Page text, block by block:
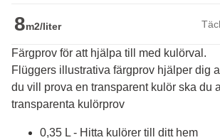
8m2/liter
Färgprov för att hjälpa till med kulörval.
Flüggers illustrativa färgprov hjälper dig
du vill prova en transparent kulör ska du
transparenta kulörprov
0,35 L - Hitta kulörer till ditt hem